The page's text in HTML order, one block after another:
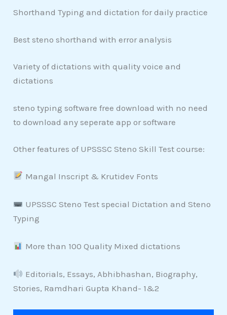
Shorthand Typing and dictation for daily practice
Best steno shorthand with error analysis
Variety of dictations with quality voice and
dictations
steno typing software free download with no need
to download any seperate app or software
Other features of UPSSSC Steno Skill Test course:
Mangal Inscript & Krutidev Fonts
UPSSSC Steno Test special Dictation and Steno
Typing
More than 100 Quality Mixed dictations
Editorials, Essays, Abhibhashan, Biography,
Stories, Ramdhari Gupta Khand- 1&2